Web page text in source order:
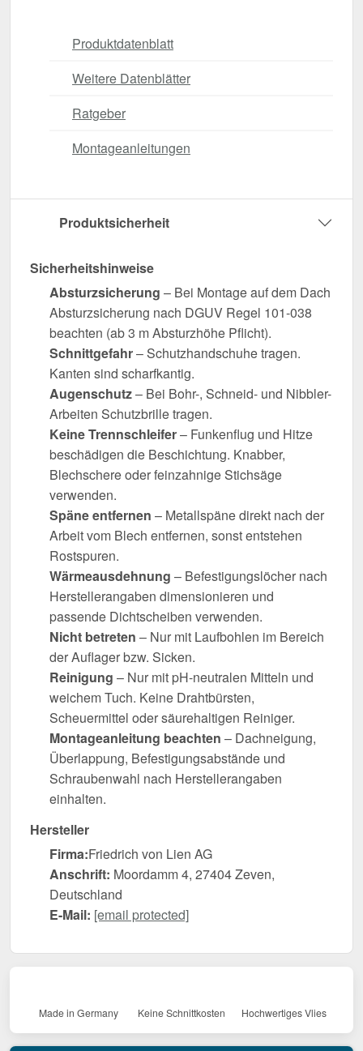
Produktdatenblatt
Weitere Datenblätter
Ratgeber
Montageanleitungen
Produktsicherheit
Sicherheitshinweise
Absturzsicherung – Bei Montage auf dem Dach
Absturzsicherung nach DGUV Regel 101-038
beachten (ab 3 m Absturzhöhe Pflicht).
Schnittgefahr– Schutzhandschuhe tragen.
Kanten sind scharfkantig.
Augenschutz– Bei Bohr-, Schneid- und Nibbler-
Arbeiten Schutzbrille tragen.
Keine Trennschleifer– Funkenflug und Hitze
beschädigen die Beschichtung. Knabber,
Blechschere oder feinzahnige Stichsäge
verwenden.
Späne entfernen – Metallspäne direkt nach der
Arbeit vom Blech entfernen, sonst entstehen
Rostspuren.
Wärmeausdehnung – Befestigungslöcher nach
Herstellerangaben dimensionieren und
passende Dichtscheiben verwenden.
Nicht betreten – Nur mit Laufbohlen im Bereich
der Auflager bzw. Sicken.
Reinigung – Nur mit pH-neutralen Mitteln und
weichem Tuch. Keine Drahtbürsten,
Scheuermittel oder säurehaltigen Reiniger.
Montageanleitung beachten – Dachneigung,
Überlappung, Befestigungsabstände und
Schraubenwahl nach Herstellerangaben
einhalten.
Hersteller
Firma:Friedrich von Lien AG
Anschrift: Moordamm 4, 27404 Zeven,
Deutschland
E-Mail: [email protected]
Made in Germany Keine Schnittkosten Hochwertiges Vlies